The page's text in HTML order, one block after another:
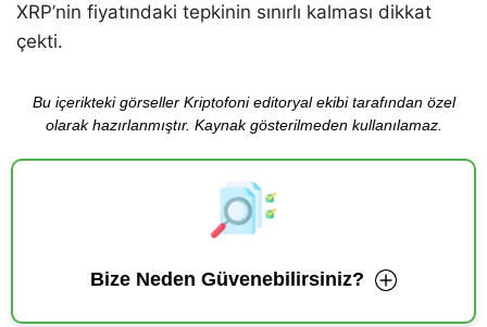
XRP’nin fiyatındaki tepkinin sınırlı kalması dikkat
çekti.
Bu içerikteki görseller Kriptofoni editoryal ekibi tarafından özel
olarak hazırlanmıştır. Kaynak gösterilmeden kullanılamaz.
Bize Neden Güvenebilirsiniz?